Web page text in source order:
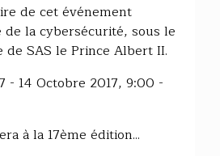
de cet événement
la cybersécurité, sous le
de SAS le Prince Albert II.
- 14 Octobre 2017, 9:00 -
à la 17ème édition...